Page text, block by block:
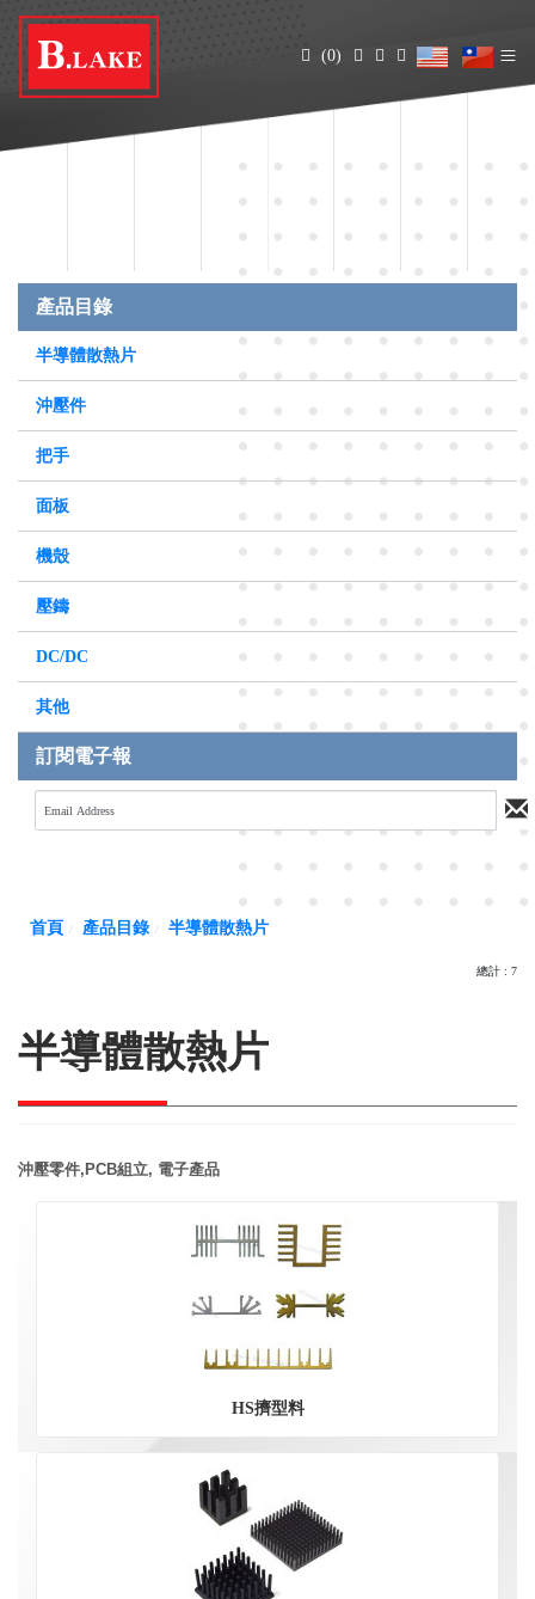
(0)
產品目錄
半導體散熱片
沖壓件
把手
面板
機殼
壓鑄
DC/DC
其他
訂閱電子報
首頁 產品目錄 半導體散熱片
總計 : 7
半導體散熱片
沖壓零件,PCB組立, 電子產品
HS擠型料